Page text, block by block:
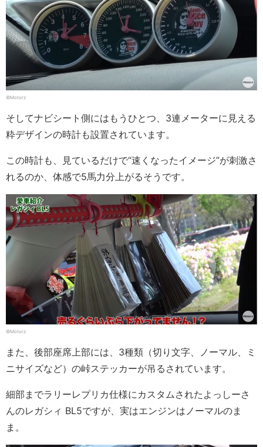
©Motorz
そしてナビシート側にはもうひとつ、3連メーターに見える
粋デザインの時計も設置されています。
この時計も、見ているだけで“速くなったイメージ”が刺激さ
れるのか、体感で5馬力分上がるそうです。
©Motorz
また、後部座席上部には、3種類（切り文字、ノーマル、ミ
ニサイズなど）の峠ステッカーが吊るされています。
細部までラリーレプリカ仕様にカスタムされたよっしーさ
んのレガシィ BL5ですが、実はエンジンはノーマルのま
ま。